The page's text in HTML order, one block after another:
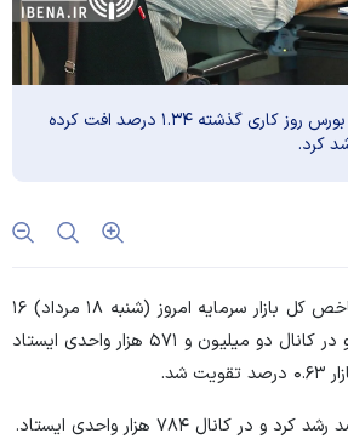
در حالی که شاخص کل بورس روز کاری گذشته ۱.۳۴ درصد افت کرده
شاخص کل بازار سرمایه امروز (شنبه ۱۸ مرداد) ۱۶
هزار و ۱۷۴ واحد رشد کرد و در کانال دو میلیون و ۵۷۱ هزار واحدی ایستاد